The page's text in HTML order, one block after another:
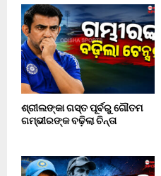
ଶ୍ରୀଲଙ୍କା ଗସ୍ତ ପୂର୍ବରୁ ଗୌତମ
ଗମ୍ଭୀରଙ୍କ ବଢ଼ିଲା ଚିନ୍ତା